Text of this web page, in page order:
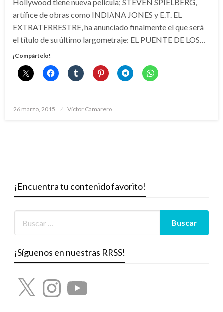
Hollywood tiene nueva película; STEVEN SPIELBERG,
artífice de obras como INDIANA JONES y E.T. EL
EXTRATERRESTRE, ha anunciado finalmente el que será
el título de su último largometraje: EL PUENTE DE LOS…
¡Compártelo!
Publicado
26 marzo, 2015 Víctor Camarero
¡Encuentra tu contenido favorito!
¡Síguenos en nuestras RRSS!
X InstagramYouTube